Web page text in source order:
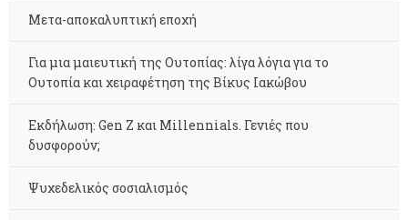
Μετα-αποκαλυπτική εποχή
Για μια μαιευτική της Ουτοπίας: λίγα λόγια για το
Ουτοπία και χειραφέτηση της Βίκυς Ιακώβου
Εκδήλωση: Gen Z και Millennials. Γενιές που
δυσφορούν;
Ψυχεδελικός σοσιαλισμός